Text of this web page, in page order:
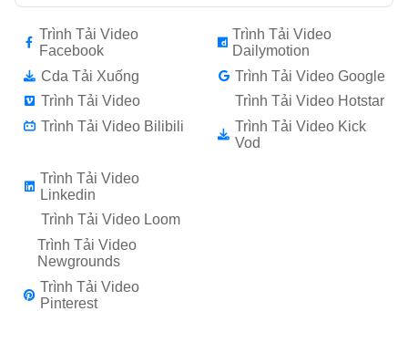
Trình Tải Video
Facebook
Cda Tải Xuống
Trình Tải Video
Trình Tải Video Bilibili
Trình Tải Video
Dailymotion
Trình Tải Video Google
Trình Tải Video Hotstar
Trình Tải Video Kick
Vod
Trình Tải Video
Linkedin
Trình Tải Video Loom
Trình Tải Video
Newgrounds
Trình Tải Video
Pinterest